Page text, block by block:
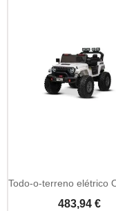
483,94 €